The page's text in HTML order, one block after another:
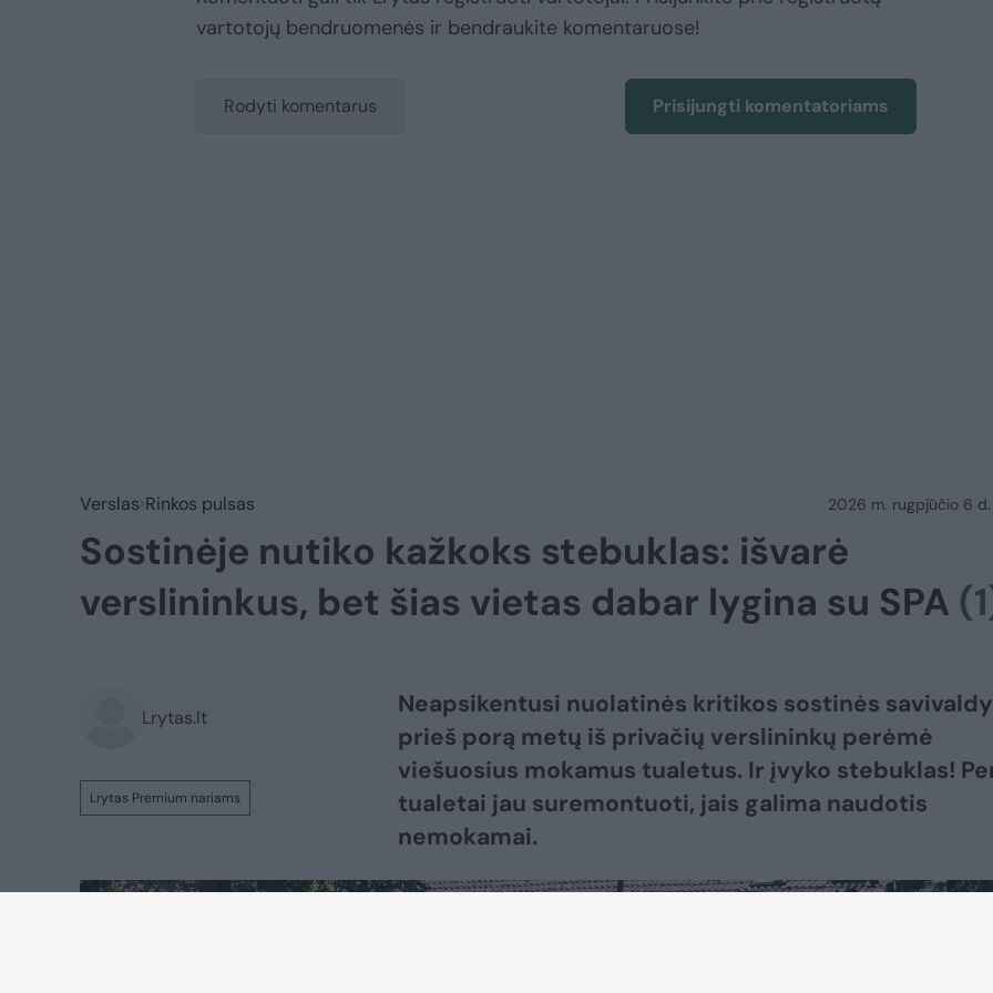
vartotojų bendruomenės ir bendraukite komentaruose!
Rodyti komentarus Prisijungti komentatoriams
Verslas Rinkos pulsas 2026 m. rugpjūčio 6 d.
Sostinėje nutiko kažkoks stebuklas: išvarė
verslininkus, bet šias vietas dabar lygina su SPA
Lrytas.lt
Lrytas Premium nariams
Neapsikentusi nuolatinės kritikos sostinės
prieš porą metų iš privačių verslininkų perėmė
viešuosius mokamus tualetus. Ir įvyko stebuklas!
tualetai jau suremontuoti, jais galima naudotis
nemokamai.